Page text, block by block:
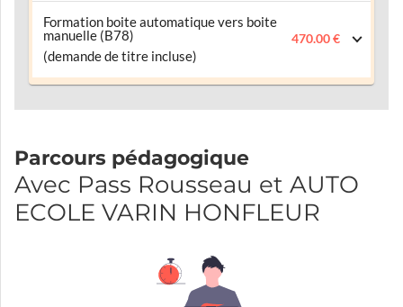
Formation boite automatique vers boite
manuelle (B78)
(demande de titre incluse)
470.00 €
Parcours pédagogique
Avec Pass Rousseau et AUTO
ECOLE VARIN HONFLEUR